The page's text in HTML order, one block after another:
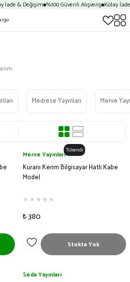
İade & Değişim %100 Güvenli Alışveriş Kolay
Medrese Yayınları Merve
Tükendi
Merve Yayınları
Kuranı Kerim Bilgisayar Hatlı Kabe
Model
₺ 380
Stokta Yok
Seda Yayınları